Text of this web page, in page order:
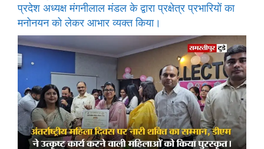
प्रदेश अध्यक्ष मंगनीलाल मंडल के द्वारा प्रक्षेत्र प्रभारियों का
मनोनयन को लेकर आभार व्यक्त किया।